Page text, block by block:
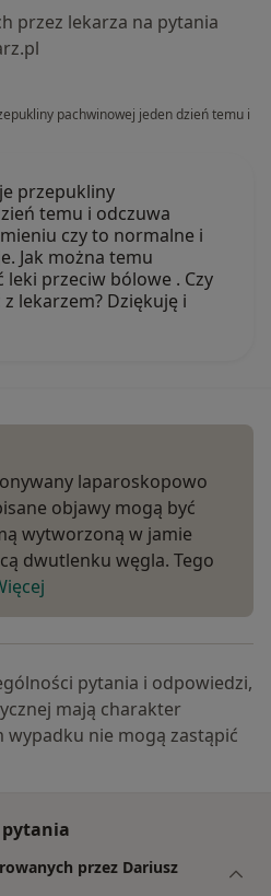
przez lekarza na pytania
pachwinowej jeden dzień temu i
przepukliny
temu i odczuwa
czy to normalne i
Jak można temu
leki przeciw bólowe . Czy
lekarzem? Dziękuję i
laparoskopowo
objawy mogą być
wytworzoną w jamie
dwutlenku węgla. Tego
pytania i odpowiedzi,
mają charakter
nie mogą zastąpić
pytania
przez Dariusz